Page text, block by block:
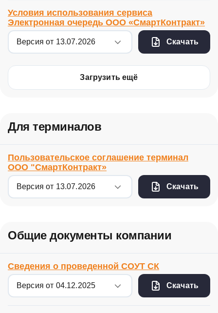
Условия использования сервиса
Электронная очередь ООО «СмартКонтракт»
Скачать
Загрузить ещё
Для терминалов
Пользовательское соглашение терминал
ООО "СмартКонтракт»
Скачать
Общие документы компании
Сведения о проведенной СОУТ СК
Скачать